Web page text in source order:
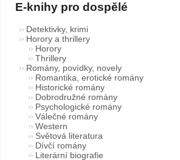
E-knihy pro dospělé
Detektivky, krimi
Horory a thrillery
Horory
Thrillery
Romány, povídky, novely
Romantika, erotické romány
Historické romány
Dobrodružné romány
Psychologické romány
Válečné romány
Western
Světová literatura
Dívčí romány
Literární biografie